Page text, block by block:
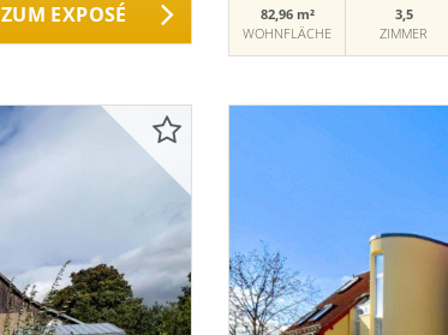
ZUM EXPOSÉ
82,96 m²
WOHNFLÄCHE
3,5
ZIMMER